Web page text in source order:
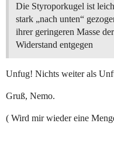
Die Styroporkugel ist
stark „nach unten“
ihrer geringeren Masse
Widerstand entgegen
Unfug! Nichts weiter als
Gruß, Nemo.
( Wird mir wieder eine